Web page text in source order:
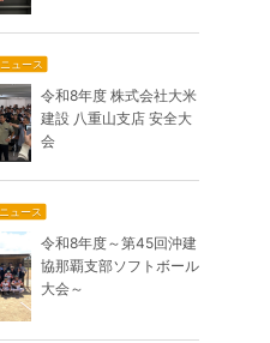
ニュース
令和8年度 株式会社大米
建設 八重山支店 安全大
会
ニュース
令和8年度～第45回沖建
協那覇支部ソフトボール
大会～